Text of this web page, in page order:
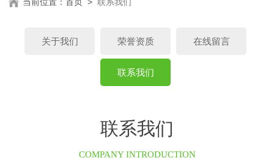
关于我们 荣誉资质 在线留言
联系我们
联系我们
COMPANY INTRODUCTION